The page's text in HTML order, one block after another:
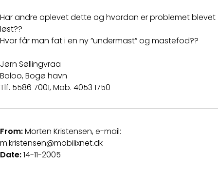
Har andre oplevet dette og hvordan er problemet blevet
løst??
Hvor får man fat i en ny ”undermast” og mastefod??
Jørn Søllingvraa
Baloo, Bogø havn
Tlf. 5586 7001, Mob. 4053 1750
From:Morten Kristensen, e-mail:
m.kristensen@mobilixnet.dk
Date:14-11-2005